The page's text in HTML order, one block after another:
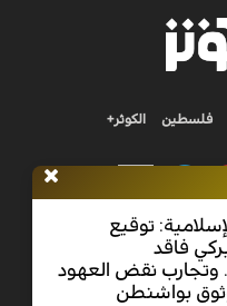
توقيع
فاقد
وتجارب نقض العهود
بواشنطن
فلسطين الكوثر+
Nilesat 11900 V |